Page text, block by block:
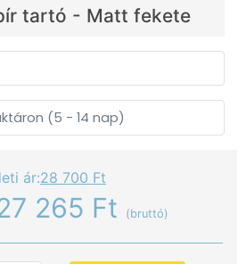
tartó - Matt fekete
(5 - 14 nap)
ár:28 700 Ft
265 Ft (bruttó)